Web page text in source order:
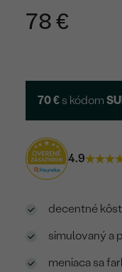
78 €
70 € s kódom
4.9
decentné
simulovaný a
meniaca sa